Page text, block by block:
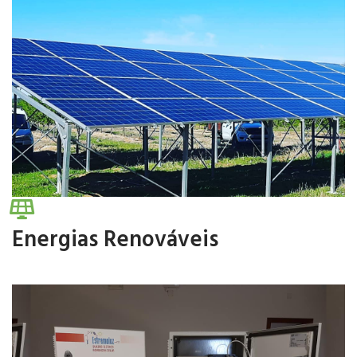
Energias Renováveis
A Estremoluz oferece formações para que seja possível
prestar um serviço cada vez melhor.
Fale Connosco